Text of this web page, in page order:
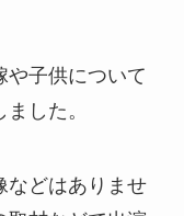
や子供について
した。
などはありませ